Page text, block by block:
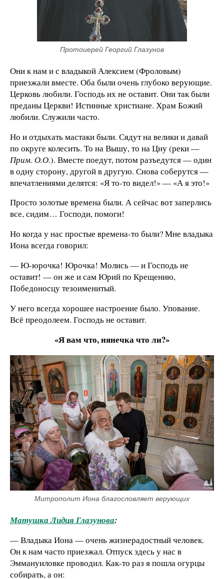
Протоиерей Георгий Глазунов
Они к нам и с владыкой Алексием (Фроловым)
приезжали вместе. Оба были очень глубоко верующие.
Церковь любили. Господь их не оставит. Они так были
преданы Церкви! Истинные христиане. Храм Божий
любили. Служили часто.
Но и отдыхать мастаки были. Сядут на велики и давай
по округе колесить. То на Вышу, то на Цну (реки —
Прим. О.О.). Вместе поедут, потом разъедутся — один
в одну сторону, другой в другую. Снова соберутся —
впечатлениями делятся: «Я то-то видел!» — «А я это!»
Просто золотые времена были. А сейчас вот заперлись
все, сидим… Господи, помоги!
Но когда у нас простые времена-то были? Мне владыка
Иона всегда говорил:
— Ю-юрочка! Юрочка! Молись — и Господь не
оставит! — он же и сам Юрий по Крещению,
Победоносцу тезоименитый.
У него всегда хорошее настроение было. Упование.
Всё преодолеем. Господь не оставит.
«Я вам что, нянечка что ли?»
Митрополит Иона благословляет верующих
Матушка Лидия Глазунова:
— Владыка Иона — очень жизнерадостный человек.
Он к нам часто приезжал. Отпуск здесь у нас в
Эммануиловке проводил. Как-то раз я пошла огурцы
собирать, а он: